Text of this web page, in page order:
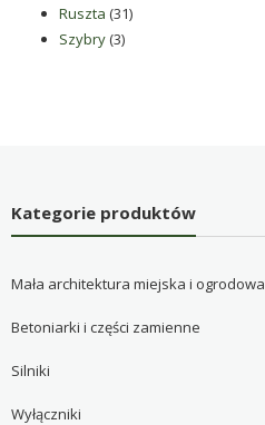
Ruszta 3131
Szybry 33
Kategorie produktów
Mała architektura miejska i ogrodowa
Betoniarki i części zamienne
Silniki
Wyłączniki